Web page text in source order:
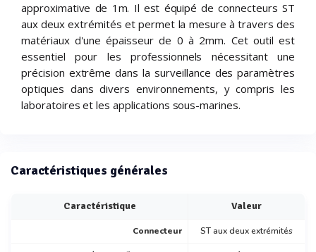
approximative de 1m. Il est équipé de connecteurs ST
aux deux extrémités et permet la mesure à travers des
matériaux d'une épaisseur de 0 à 2mm. Cet outil est
essentiel pour les professionnels nécessitant une
précision extrême dans la surveillance des paramètres
optiques dans divers environnements, y compris les
laboratoires et les applications sous-marines.
Caractéristiques générales
Caractéristique Valeur
Connecteur ST aux deux extrémités